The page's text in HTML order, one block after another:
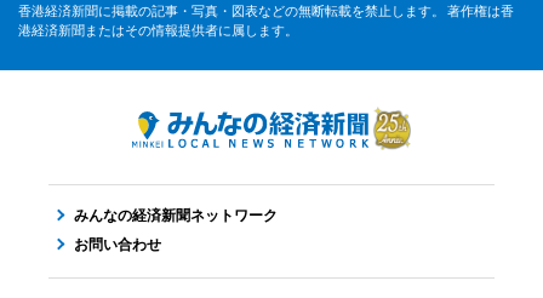
香港経済新聞に掲載の記事・写真・図表などの無断転載を禁止します。 著作権は香
港経済新聞またはその情報提供者に属します。
みんなの経済新聞ネットワーク
お問い合わせ